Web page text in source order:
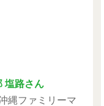
塩路さん
縄ファミリーマ